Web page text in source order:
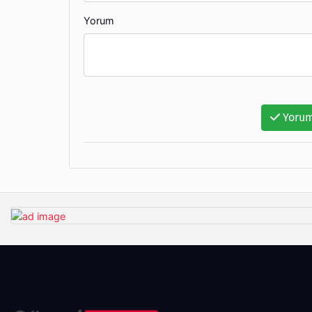
Yorum